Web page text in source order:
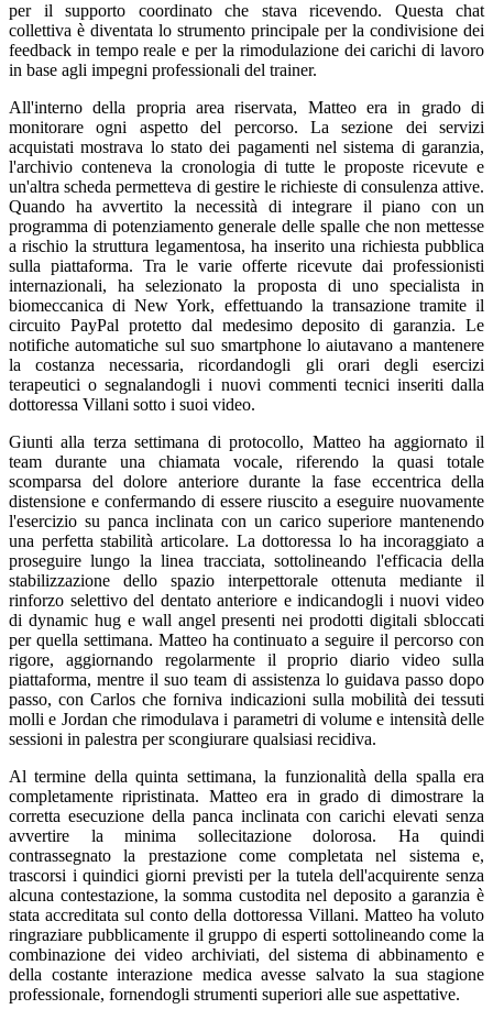
per il supporto coordinato che stava ricevendo. Questa chat
collettiva è diventata lo strumento principale per la condivisione dei
feedback in tempo reale e per la rimodulazione dei carichi di lavoro
in base agli impegni professionali del trainer.
All'interno della propria area riservata, Matteo era in grado di
monitorare ogni aspetto del percorso. La sezione dei servizi
acquistati mostrava lo stato dei pagamenti nel sistema di garanzia,
l'archivio conteneva la cronologia di tutte le proposte ricevute e
un'altra scheda permetteva di gestire le richieste di consulenza attive.
Quando ha avvertito la necessità di integrare il piano con un
programma di potenziamento generale delle spalle che non mettesse
a rischio la struttura legamentosa, ha inserito una richiesta pubblica
sulla piattaforma. Tra le varie offerte ricevute dai professionisti
internazionali, ha selezionato la proposta di uno specialista in
biomeccanica di New York, effettuando la transazione tramite il
circuito PayPal protetto dal medesimo deposito di garanzia. Le
notifiche automatiche sul suo smartphone lo aiutavano a mantenere
la costanza necessaria, ricordandogli gli orari degli esercizi
terapeutici o segnalandogli i nuovi commenti tecnici inseriti dalla
dottoressa Villani sotto i suoi video.
Giunti alla terza settimana di protocollo, Matteo ha aggiornato il
team durante una chiamata vocale, riferendo la quasi totale
scomparsa del dolore anteriore durante la fase eccentrica della
distensione e confermando di essere riuscito a eseguire nuovamente
l'esercizio su panca inclinata con un carico superiore mantenendo
una perfetta stabilità articolare. La dottoressa lo ha incoraggiato a
proseguire lungo la linea tracciata, sottolineando l'efficacia della
stabilizzazione dello spazio interpettorale ottenuta mediante il
rinforzo selettivo del dentato anteriore e indicandogli i nuovi video
di dynamic hug e wall angel presenti nei prodotti digitali sbloccati
per quella settimana. Matteo ha continuato a seguire il percorso con
rigore, aggiornando regolarmente il proprio diario video sulla
piattaforma, mentre il suo team di assistenza lo guidava passo dopo
passo, con Carlos che forniva indicazioni sulla mobilità dei tessuti
molli e Jordan che rimodulava i parametri di volume e intensità delle
sessioni in palestra per scongiurare qualsiasi recidiva.
Al termine della quinta settimana, la funzionalità della spalla era
completamente ripristinata. Matteo era in grado di dimostrare la
corretta esecuzione della panca inclinata con carichi elevati senza
avvertire la minima sollecitazione dolorosa. Ha quindi
contrassegnato la prestazione come completata nel sistema e,
trascorsi i quindici giorni previsti per la tutela dell'acquirente senza
alcuna contestazione, la somma custodita nel deposito a garanzia è
stata accreditata sul conto della dottoressa Villani. Matteo ha voluto
ringraziare pubblicamente il gruppo di esperti sottolineando come la
combinazione dei video archiviati, del sistema di abbinamento e
della costante interazione medica avesse salvato la sua stagione
professionale, fornendogli strumenti superiori alle sue aspettative.